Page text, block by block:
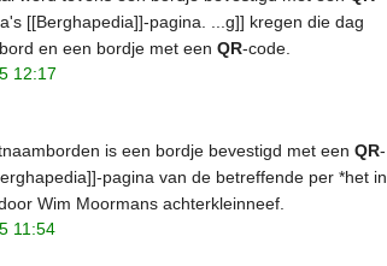
[[Berghapedia]]-pagina. ...g]] kregen die dag
en een bordje met een QR-code.
12:17
is een bordje bevestigd met een QR-
pagina van de betreffende per *het in
Wim Moormans achterkleinneef.
11:54